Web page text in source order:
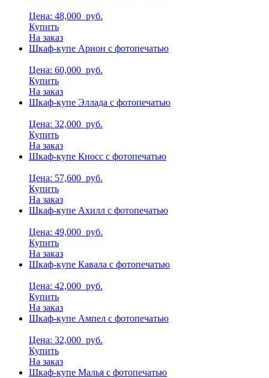
Цена: 48,000 руб.
Купить
На заказ
Шкаф-купе Арион с фотопечатью
Цена: 60,000 руб.
Купить
На заказ
Шкаф-купе Эллада с фотопечатью
Цена: 32,000 руб.
Купить
На заказ
Шкаф-купе Кносс с фотопечатью
Цена: 57,600 руб.
Купить
На заказ
Шкаф-купе Ахилл с фотопечатью
Цена: 49,000 руб.
Купить
На заказ
Шкаф-купе Кавала с фотопечатью
Цена: 42,000 руб.
Купить
На заказ
Шкаф-купе Ампел с фотопечатью
Цена: 32,000 руб.
Купить
На заказ
Шкаф-купе Малья с фотопечатью